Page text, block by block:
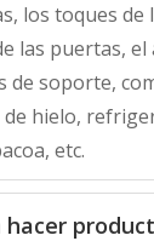
los toques de
las puertas, el
de soporte,
de hielo,
etc.
hacer